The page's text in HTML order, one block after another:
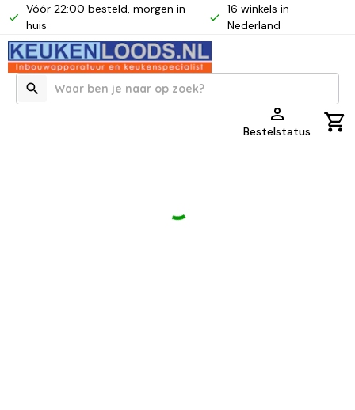
Vóór 22:00 besteld, morgen in
huis
16 winkels in
Nederland
Bestelstatus